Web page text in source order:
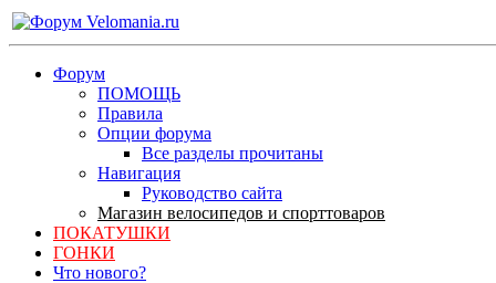
Форум
ПОМОЩЬ
Правила
Опции форума
Все разделы прочитаны
Навигация
Руководство сайта
Магазин велосипедов и спорттоваров
ПОКАТУШКИ
ГОНКИ
Что нового?